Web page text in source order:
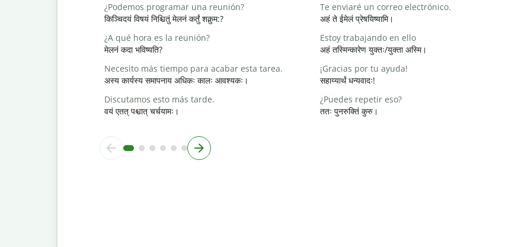
¿Podemos programar una reunión?
किञ्चिदयं विषयं निश्चितुं मेलनं कर्तुं शक्नुम:?
Te enviaré un correo electrónico.
अहं ते ईमेलं प्रेषयिष्यामि।
¿A qué hora es la reunión?
मेलनं कदा भविष्यति?
Estoy trabajando en ello
अहं तस्मिन्कारेण युक्तः/युक्ता अस्मि।
Necesito más tiempo para acabar esta tarea.
अस्य कार्यस्य समापनाय अधिकः कालः आवश्यकः।
¡Gracias por tu ayuda!
सहाय्यार्थं धन्यवादः!
Discutamos esto más tarde.
वयं एतत् पश्चात् चर्चयामः।
¿Puedes repetir eso?
ततः पुनरुक्तिं कुरु।